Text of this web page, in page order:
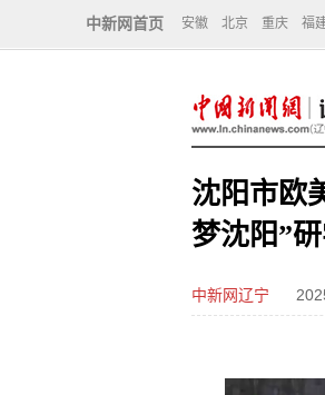
中新网首页 安徽 北京 重庆 福
沈阳市欧
梦沈阳”
中新网辽宁